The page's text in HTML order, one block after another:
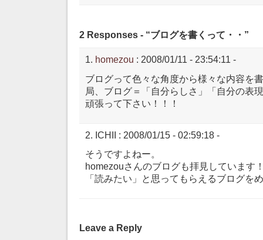
2 Responses - “ブログを書くって・・”
homezou : 2008/01/11 - 23:54:11 -
ブログって色々な角度から様々な内容を
局、ブログ＝「自分らしさ」「自分の表
頑張って下さい！！！
ICHII : 2008/01/15 - 02:59:18 -
そうですよねー。
homezouさんのブログも拝見しています
「読みたい」と思ってもらえるブログを
Leave a Reply